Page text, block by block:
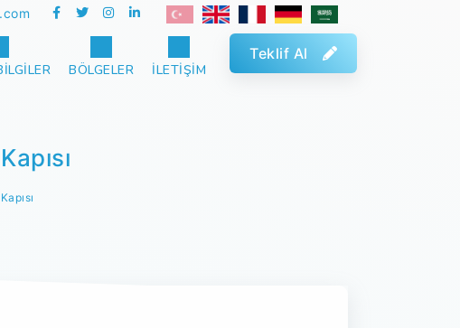
BÖLGELER İLETIŞIM
Teklif Al